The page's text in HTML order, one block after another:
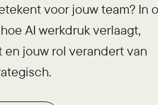
voor jouw team? In
AI werkdruk verlaagt,
jouw rol verandert van